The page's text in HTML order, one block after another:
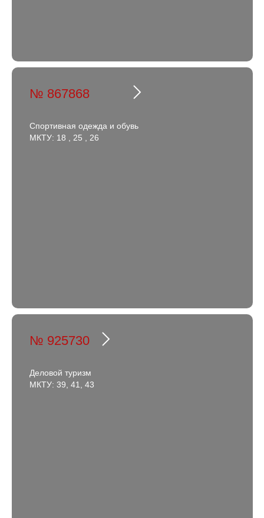
№ 867868
Спортивная одежда и обувь
МКТУ: 18 , 25 , 26
№ 925730
Деловой туризм
МКТУ: 39, 41, 43